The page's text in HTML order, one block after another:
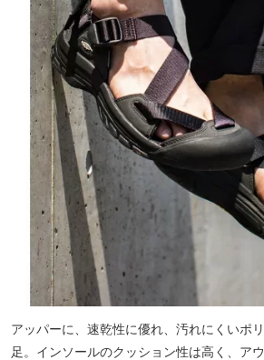
アッパーに、速乾性に優れ、汚れにくいポ
足。インソールのクッション性は高く、ア